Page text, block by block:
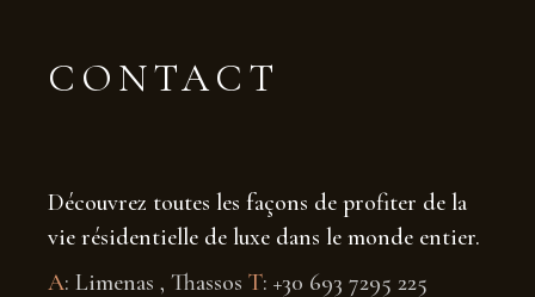
CONTACT
Découvrez toutes les façons de profiter de la
vie résidentielle de luxe dans le monde entier.
A: Limenas , ThassosT: +30 693 7295 225